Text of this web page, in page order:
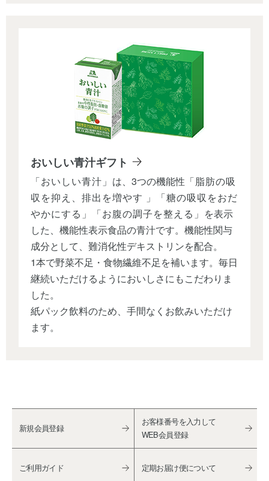
おいしい青汁ギフト
「おいしい青汁」 は、3つの機能性 「脂肪の吸
収を抑え、排出を増やす 」「糖の吸収をおだ
やかにする」「お腹の調子を整える」 を表示
した、機能性表示食品の青汁です。機能性関与
成分として、難消化性デキストリンを配合。
1本で野菜不足・食物繊維不足を補います。毎日
継続いただけるようにおいしさにもこだわりま
した。
紙パック飲料のため、手間なくお飲みいただけ
ます。
新規会員登録
お客様番号を入力して
WEB会員登録
ご利用ガイド 定期お届け便について